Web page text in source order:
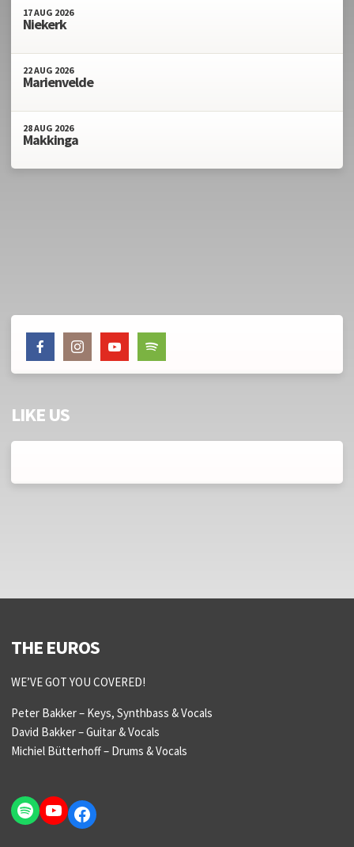
17AUG 2026
Niekerk
22AUG 2026
Marienvelde
28AUG 2026
Makkinga
LIKE US
THE EUROS
WE’VE GOT YOU COVERED!
Peter Bakker – Keys, Synthbass & Vocals
David Bakker – Guitar & Vocals
Michiel Bütterhoff – Drums & Vocals
SpotifyYouTubeFacebook